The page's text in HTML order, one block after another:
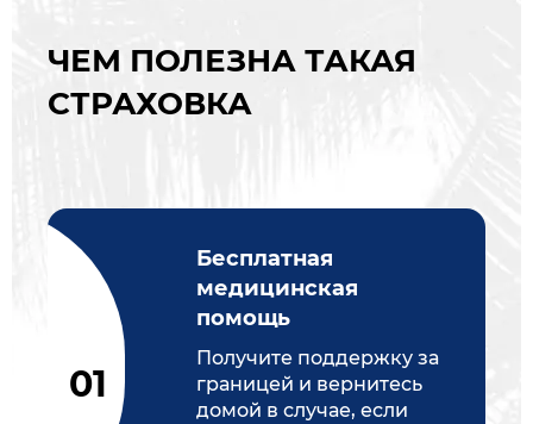
ЧЕМ ПОЛЕЗНА ТАКАЯ
СТРАХОВКА
Бесплатная
медицинская
помощь
Получите поддержку за
границей и вернитесь
домой в случае, если